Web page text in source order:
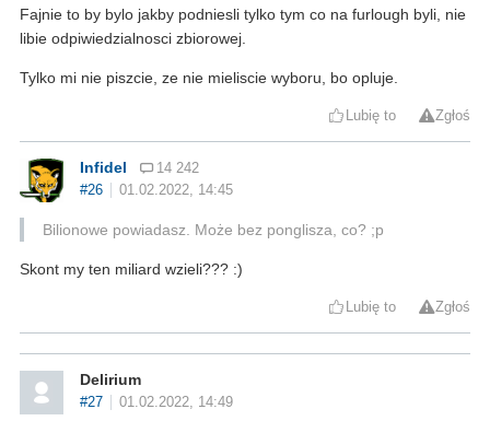
Fajnie to by bylo jakby podniesli tylko tym co na furlough byli, nie
libie odpiwiedzialnosci zbiorowej.
Tylko mi nie piszcie, ze nie mieliscie wyboru, bo opluje.
Lubię to Zgłoś
Infidel
14 242
#26
01.02.2022, 14:45
Bilionowe powiadasz. Może bez ponglisza, co? ;p
Skont my ten miliard wzieli??? :)
Lubię to Zgłoś
Delirium
#27 01.02.2022, 14:49